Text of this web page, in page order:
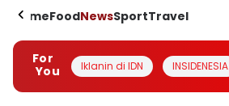
HomeFoodNewsSportTravel
For
You
Iklanin di IDN INSIDENESIA